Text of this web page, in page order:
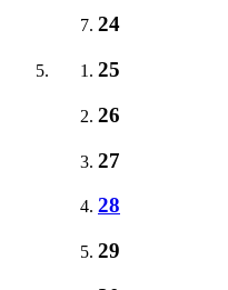
24
25
26
27
28
29